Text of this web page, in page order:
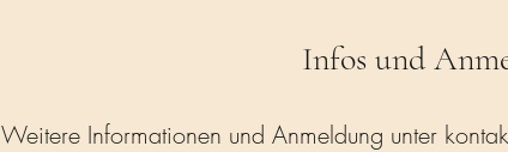
Infos und
​Weitere Informationen und Anmeldung unter